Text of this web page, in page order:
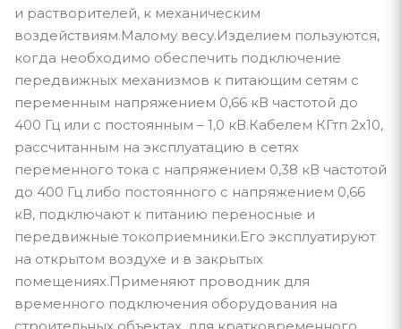
и растворителей, к механическим
воздействиям.Малому весу.Изделием пользуются,
когда необходимо обеспечить подключение
передвижных механизмов к питающим сетям с
переменным напряжением 0,66 кВ частотой до
400 Гц или с постоянным – 1,0 кВ.Кабелем КГтп 2x10,
рассчитанным на эксплуатацию в сетях
переменного тока с напряжением 0,38 кВ частотой
до 400 Гц либо постоянного с напряжением 0,66
кВ, подключают к питанию переносные и
передвижные токоприемники.Его эксплуатируют
на открытом воздухе и в закрытых
помещениях.Применяют проводник для
временного подключения оборудования на